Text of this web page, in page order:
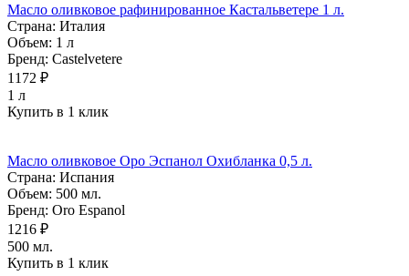
Масло оливковое рафинированное Кастальветере 1 л.
Страна: Италия
Объем: 1 л
Бренд: Castelvetere
1172 ₽
1 л
Купить в 1 клик
Масло оливковое Оро Эспанол Охибланка 0,5 л.
Страна: Испания
Объем: 500 мл.
Бренд: Oro Espanol
1216 ₽
500 мл.
Купить в 1 клик